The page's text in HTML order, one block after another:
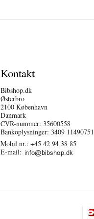
Kontakt
Bibshop.dk
Østerbro
2100 København
Danmark
CVR-nummer: 35600558
Bankoplysninger: 3409 11490751
Mobil nr.: +45 42 94 38 85
E-mail: